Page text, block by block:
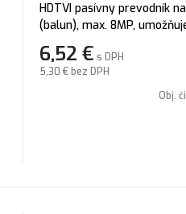
HDTVI pasívny prevodník
(balun), max. 8MP,
signál HDTVI/HDCVI/AHD/
do 250m, vhodný pre
Turbo HD, umožňuje PoC
6,52 € s DPH
5,30 € bez DPH
Obj.